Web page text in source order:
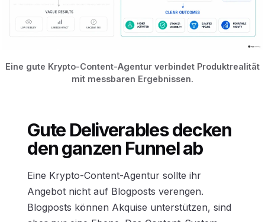
Eine gute Krypto-Content-Agentur verbindet Produktrealität
mit messbaren Ergebnissen.
Gute Deliverables decken
den ganzen Funnel ab
Eine Krypto-Content-Agentur sollte ihr
Angebot nicht auf Blogposts verengen.
Blogposts können Akquise unterstützen, sind